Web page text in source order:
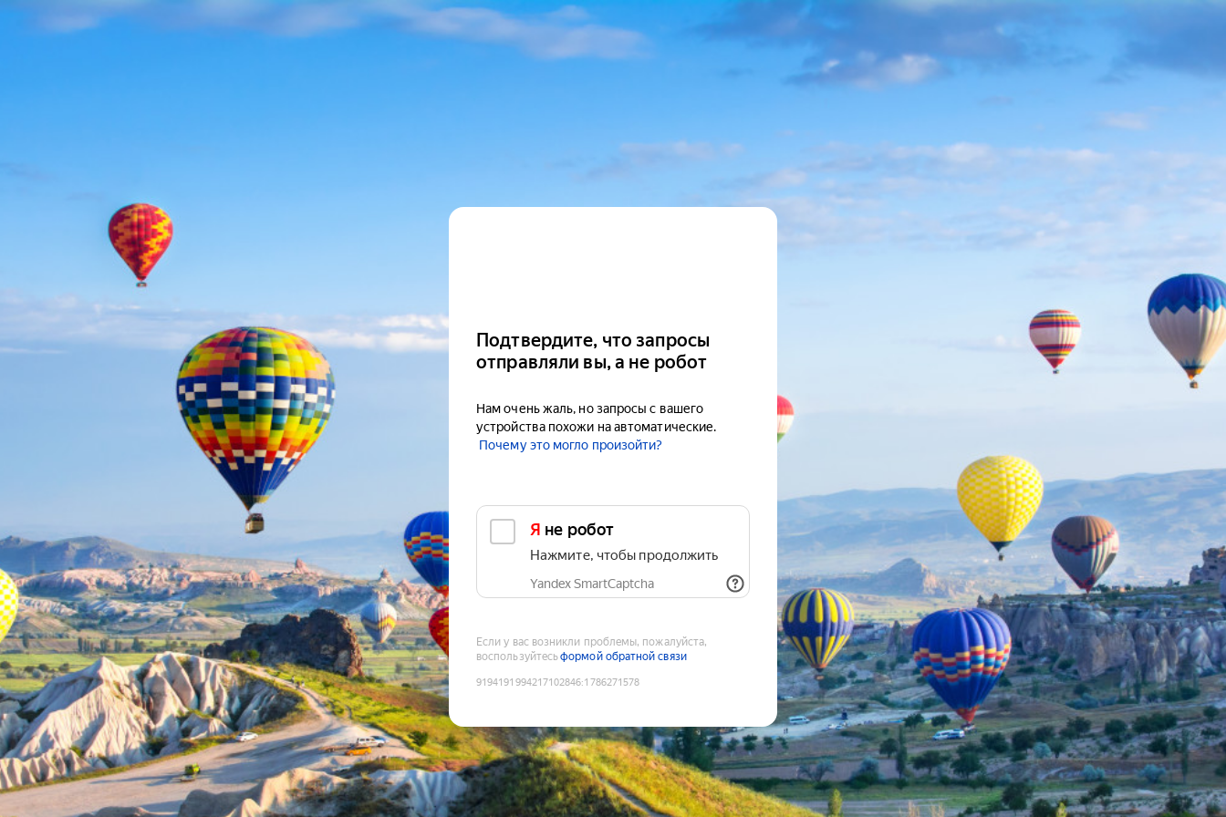
Подтвердите, что запросы
отправляли вы, а не робот
Нам очень жаль, но запросы с вашего
устройства похожи на автоматические.
Почему это могло произойти?
Я не робот
Нажмите, чтобы продолжить
Yandex SmartCaptcha
Если у вас возникли проблемы, пожалуйста,
воспользуйтесьформой обратной связи
9194191994217102846:1786271578